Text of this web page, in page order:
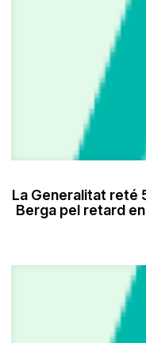
La Generalitat reté
Berga pel retard